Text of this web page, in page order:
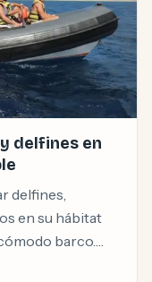
delfines en
delfines,
en su hábitat
barco.
con un guía